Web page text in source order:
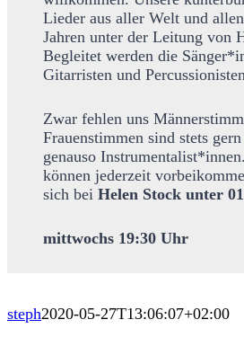
Lieder aus aller Welt und
Jahren unter der Leitung von
Begleitet werden die
Gitarristen und
Zwar fehlen uns
Frauenstimmen sind stets gern
genauso
können jederzeit
sich bei Helen Stock unter
mittwochs 19:30 Uhr
steph2020-05-27T13:06:07+02:00